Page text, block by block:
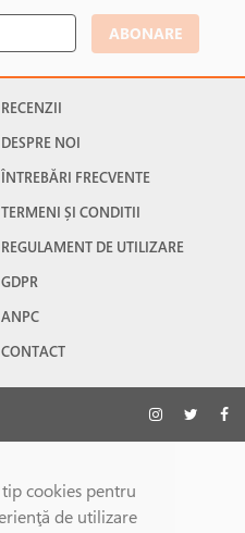
cookies pentru
de utilizare
ABONARE
RECENZII
DESPRE NOI
ÎNTREBĂRI FRECVENTE
TERMENI ȘI CONDITII
REGULAMENT DE UTILIZARE
GDPR
ANPC
CONTACT